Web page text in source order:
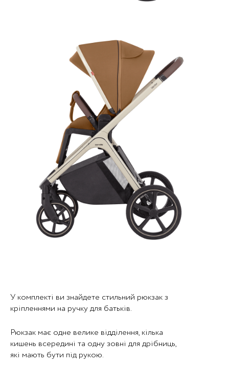
У комплекті ви знайдете стильний рюкзак з
кріпленнями на ручку для батьків.
Рюкзак має одне велике відділення, кілька
кишень всередині та одну зовні для дрібниць,
які мають бути під рукою.